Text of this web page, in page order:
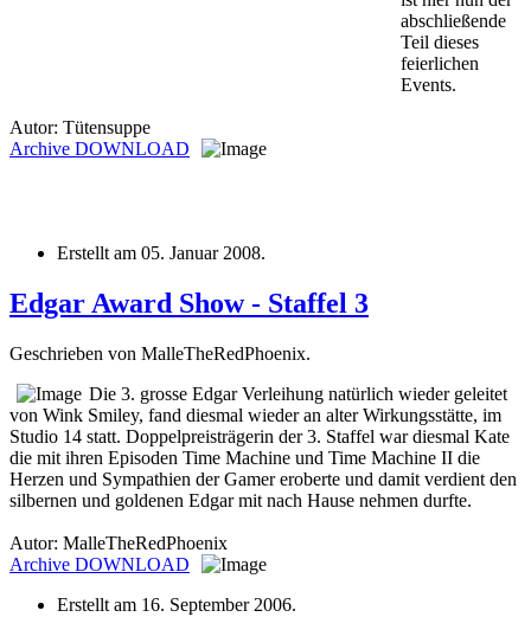
abschließende
Teil dieses
feierlichen
Events.
Autor: Tütensuppe
Archive DOWNLOAD
Erstellt am 05. Januar 2008.
Edgar Award Show - Staffel 3
Geschrieben von MalleTheRedPhoenix.
Die 3. grosse Edgar Verleihung natürlich wieder geleitet
von Wink Smiley, fand diesmal wieder an alter Wirkungsstätte, im
Studio 14 statt. Doppelpreisträgerin der 3. Staffel war diesmal Kate
die mit ihren Episoden Time Machine und Time Machine II die
Herzen und Sympathien der Gamer eroberte und damit verdient den
silbernen und goldenen Edgar mit nach Hause nehmen durfte.
Autor: MalleTheRedPhoenix
Archive DOWNLOAD
Erstellt am 16. September 2006.